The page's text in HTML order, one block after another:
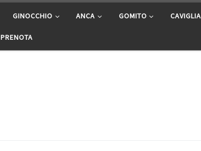
GINOCCHIO ANCA GOMITO CAVIGLIA
PRENOTA